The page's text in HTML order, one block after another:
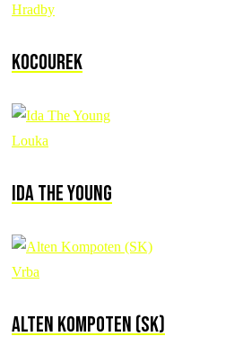
Hradby
Kocourek
Louka
Ida The Young
Vrba
Alten Kompoten (SK)